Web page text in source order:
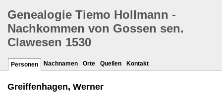
Genealogie Tiemo Hollmann -
Nachkommen von Gossen sen.
Clawesen 1530
Personen Nachnamen Orte Quellen Kontakt
Greiffenhagen, Werner